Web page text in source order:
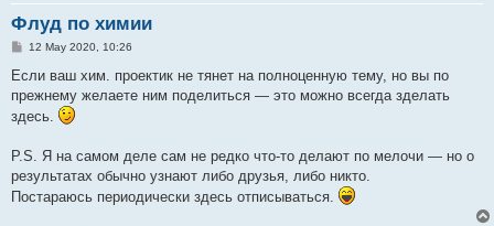
Флуд по химии
P
s
12 May 2020, 10:26
Если ваш хим. проектик не тянет на полноценную тему, но вы по
прежнему желаете ним поделиться — это можно всегда зделать
здесь.
P.S. Я на самом деле сам не редко что-то делают по мелочи — но о
результатах обычно узнают либо друзья, либо никто.
Постараюсь периодически здесь отписываться.